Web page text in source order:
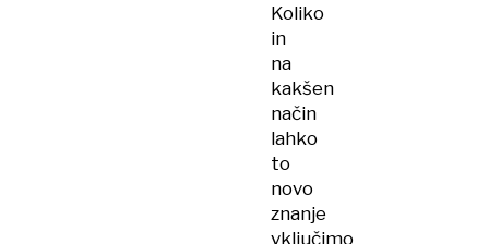
Koliko
in
na
kakšen
način
lahko
to
novo
znanje
vključimo